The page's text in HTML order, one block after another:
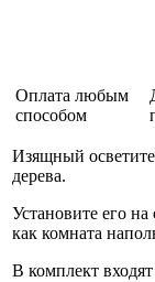
Оплата любым
способом
Изящный
дерева.
Установите его
как комната
В комплект